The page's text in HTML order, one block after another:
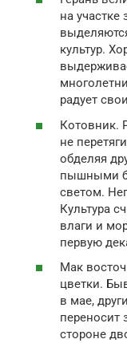
на
культур.
радует
Котовник.
не
обделяя
пышными
светом.
Культура
влаги и
первую
Мак
цветки.
в мае,
переносит
стороне